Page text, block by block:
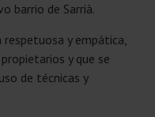
barrio de Sarrià.
y empática,
y que se
de técnicas y